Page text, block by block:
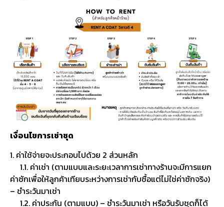
เงื่อนไขการเช่าชุด
1. ค่าใช้จ่ายจะประกอบไปด้วย 2 ส่วนหลัก
1.1. ค่าเช่า (ตามแบบและระยะเวลาการเช่าทางร้านจะมีการแยก
ค่าซักเพื่อให้ลูกค้าเทียบระหว่างการเช่ากับซื้อแต่ไม่ใช่ค่าซักจริง)
– ชำระวันมาเช่า
1.2. ค่าประกัน (ตามแบบ) – ชำระวันมาเช่า หรือวันรับชุดก็ได้